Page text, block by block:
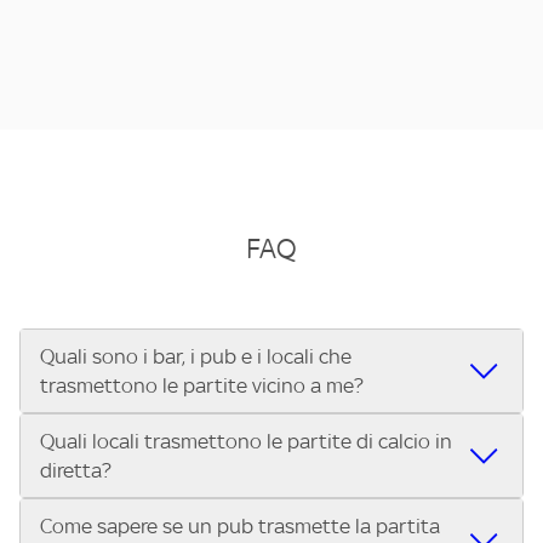
FAQ
Quali sono i bar, i pub e i locali che
trasmettono le partite vicino a me?
Se cerchi un bar, pub, ristorante o locale vicino a te per
vedere le partite di Serie A ENILIVE, la Serie C Sky Wifi, la
UEFA Champions League, la UEFA Europa League, la UEFA
Conference League, il Tennis, la Formula 1®, la MotoGP™ e
Quali locali trasmettono le partite di calcio in
diretta?
Vuoi sapere quali bar, pub o ristoranti mostrano le partite
Come sapere se un pub trasmette la partita